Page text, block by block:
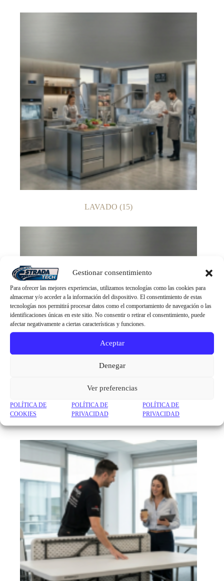
Gestionar consentimiento
Para ofrecer las mejores experiencias, utilizamos tecnologías como las cookies para
almacenar y/o acceder a la información del dispositivo. El consentimiento de estas
tecnologías nos permitirá procesar datos como el comportamiento de navegación o las
identificaciones únicas en este sitio. No consentir o retirar el consentimiento, puede
afectar negativamente a ciertas características y funciones.
Aceptar
Denegar
Ver preferencias
POLÍTICA DE
COOKIES
POLÍTICA DE
PRIVACIDAD
POLÍTICA DE
PRIVACIDAD
LAVADO(15)
MAQUINARIA DE COCCION(1)